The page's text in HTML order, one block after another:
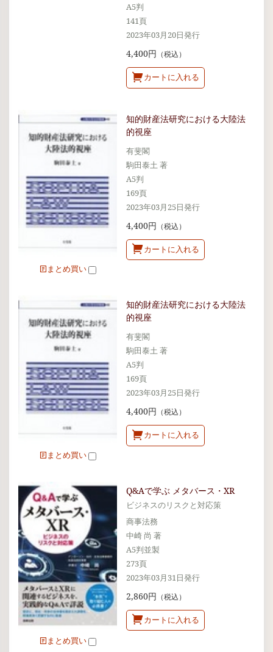
A5判
141頁
2023年03月20日発行
4,400円 （税込）
カートに入れる
まとめ買い
知的財産法研究における大陸法
的視座
有斐閣
駒田泰土 著
A5判
169頁
2023年03月25日発行
4,400円 （税込）
カートに入れる
まとめ買い
知的財産法研究における大陸法
的視座
有斐閣
駒田泰土 著
A5判
169頁
2023年03月25日発行
4,400円 （税込）
カートに入れる
まとめ買い
Q&Aで学ぶ メタバース・XR
ビジネスのリスクと対応策
商事法務
中崎 尚 著
A5判並製
273頁
2023年03月31日発行
2,860円 （税込）
カートに入れる